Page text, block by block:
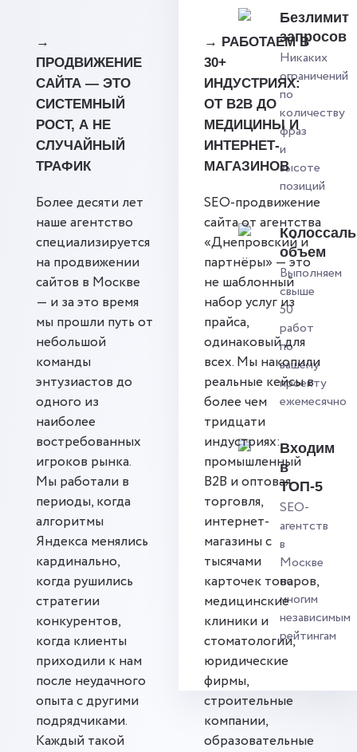
Безлимит
запросов
Никаких
ограничений
по
количеству
фраз
и
высоте
позиций
объем
Выполняем
свыше
50
работ
по
вашему
проекту
ежемесячно
Входим
в
ТОП-5
SEO-
агентств
в
Москве
по
многим
независимым
рейтингам
→
ПРОДВИЖЕНИЕ
САЙТА — ЭТО
СИСТЕМНЫЙ
РОСТ, А НЕ
СЛУЧАЙНЫЙ
ТРАФИК
Более десяти лет
наше агентство
специализируется
на продвижении
сайтов в Москве
— и за это время
мы прошли путь от
небольшой
команды
энтузиастов до
одного из
наиболее
востребованных
игроков рынка.
Мы работали в
периоды, когда
алгоритмы
Яндекса менялись
кардинально,
когда рушились
стратегии
конкурентов,
когда клиенты
приходили к нам
после неудачного
опыта с другими
подрядчиками.
Каждый такой
→ РАБОТАЕМ В
30+
ИНДУСТРИЯХ:
ОТ B2B ДО
МЕДИЦИНЫ И
ИНТЕРНЕТ-
МАГАЗИНОВ
SEO-продвижение
сайта от агентства
«Днепровский и
партнёры» — это
не шаблонный
набор услуг из
прайса,
одинаковый для
всех. Мы накопили
реальные кейсы в
более чем
тридцати
индустриях:
промышленный
B2B и оптовая
торговля,
интернет-
магазины с
тысячами
карточек товаров,
медицинские
клиники и
стоматологии,
юридические
фирмы,
строительные
компании,
образовательные